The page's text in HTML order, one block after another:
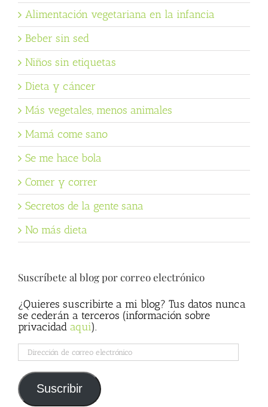
Alimentación vegetariana en la infancia
Beber sin sed
Niños sin etiquetas
Dieta y cáncer
Más vegetales, menos animales
Mamá come sano
Se me hace bola
Comer y correr
Secretos de la gente sana
No más dieta
Suscríbete al blog por correo electrónico
¿Quieres suscribirte a mi blog? Tus datos nunca
se cederán a terceros (información sobre
privacidad aqui).
Dirección
de
correo
electrónico
Suscribir